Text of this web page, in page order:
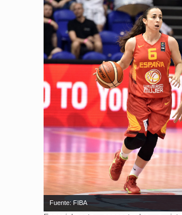
Fuente: FIBA